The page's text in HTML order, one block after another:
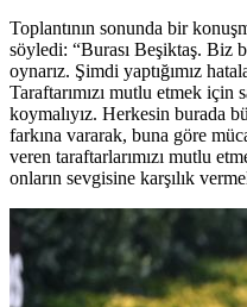
Toplantının sonunda bir
söyledi: “Burası Beşiktaş. Biz
oynarız. Şimdi yaptığımız
Taraftarımızı mutlu etmek için
koymalıyız. Herkesin burada
farkına vararak, buna göre
veren taraftarlarımızı mutlu
onların sevgisine karşılık